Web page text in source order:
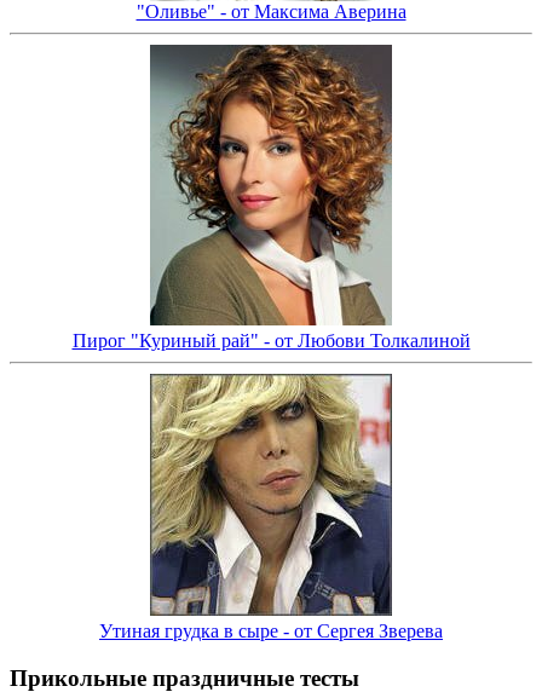
"Оливье" - от Максима Аверина
Пирог "Куриный рай" - от Любови Толкалиной
Утиная грудка в сыре - от Сергея Зверева
Прикольные праздничные тесты